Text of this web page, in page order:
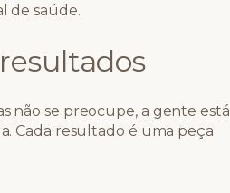
de saúde.
não se preocupe, a gente está
Cada resultado é uma peça